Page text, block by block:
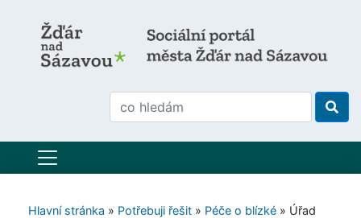
Hlavní stránka » Potřebuji řešit » Péče o blízké » Úřad